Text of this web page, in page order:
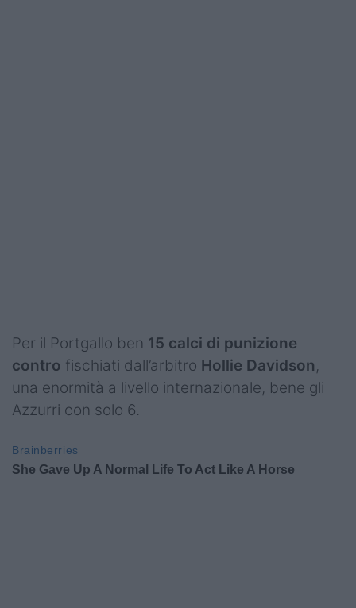
Per il Portgallo ben 15 calci di punizione
contro fischiati dall’arbitro Hollie Davidson,
una enormità a livello internazionale, bene gli
Azzurri con solo 6.